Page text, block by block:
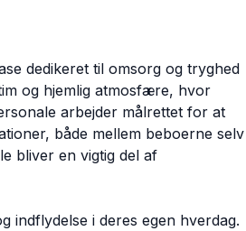
dedikeret til omsorg og tryghed
og hjemlig atmosfære, hvor
arbejder målrettet for at
både mellem beboerne selv
bliver en vigtig del af
indflydelse i deres egen hverdag.